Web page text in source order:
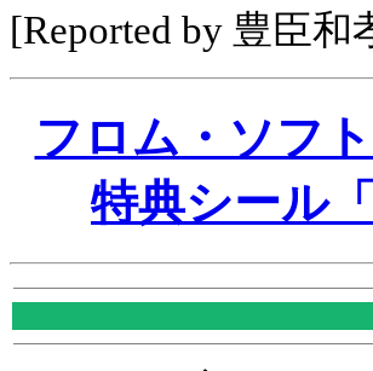
[Reported by 豊臣和
フロム・ソフ
特典シール